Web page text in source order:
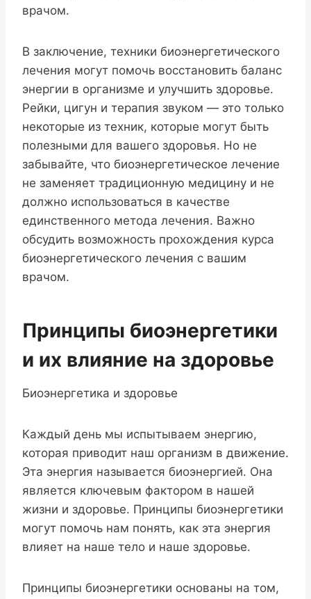
врачом.
В заключение, техники биоэнергетического
лечения могут помочь восстановить баланс
энергии в организме и улучшить здоровье.
Рейки, цигун и терапия звуком — это только
некоторые из техник, которые могут быть
полезными для вашего здоровья. Но не
забывайте, что биоэнергетическое лечение
не заменяет традиционную медицину и не
должно использоваться в качестве
единственного метода лечения. Важно
обсудить возможность прохождения курса
биоэнергетического лечения с вашим
врачом.
Принципы биоэнергетики
и их влияние на здоровье
Биоэнергетика и здоровье
Каждый день мы испытываем энергию,
которая приводит наш организм в движение.
Эта энергия называется биоэнергией. Она
является ключевым фактором в нашей
жизни и здоровье. Принципы биоэнергетики
могут помочь нам понять, как эта энергия
влияет на наше тело и наше здоровье.
Принципы биоэнергетики основаны на том,